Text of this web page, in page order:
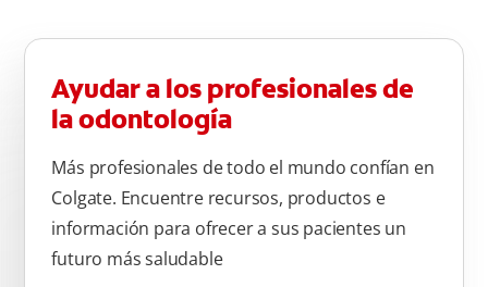
Ayudar a los profesionales de
la odontología
Más profesionales de todo el mundo confían en
Colgate. Encuentre recursos, productos e
información para ofrecer a sus pacientes un
futuro más saludable